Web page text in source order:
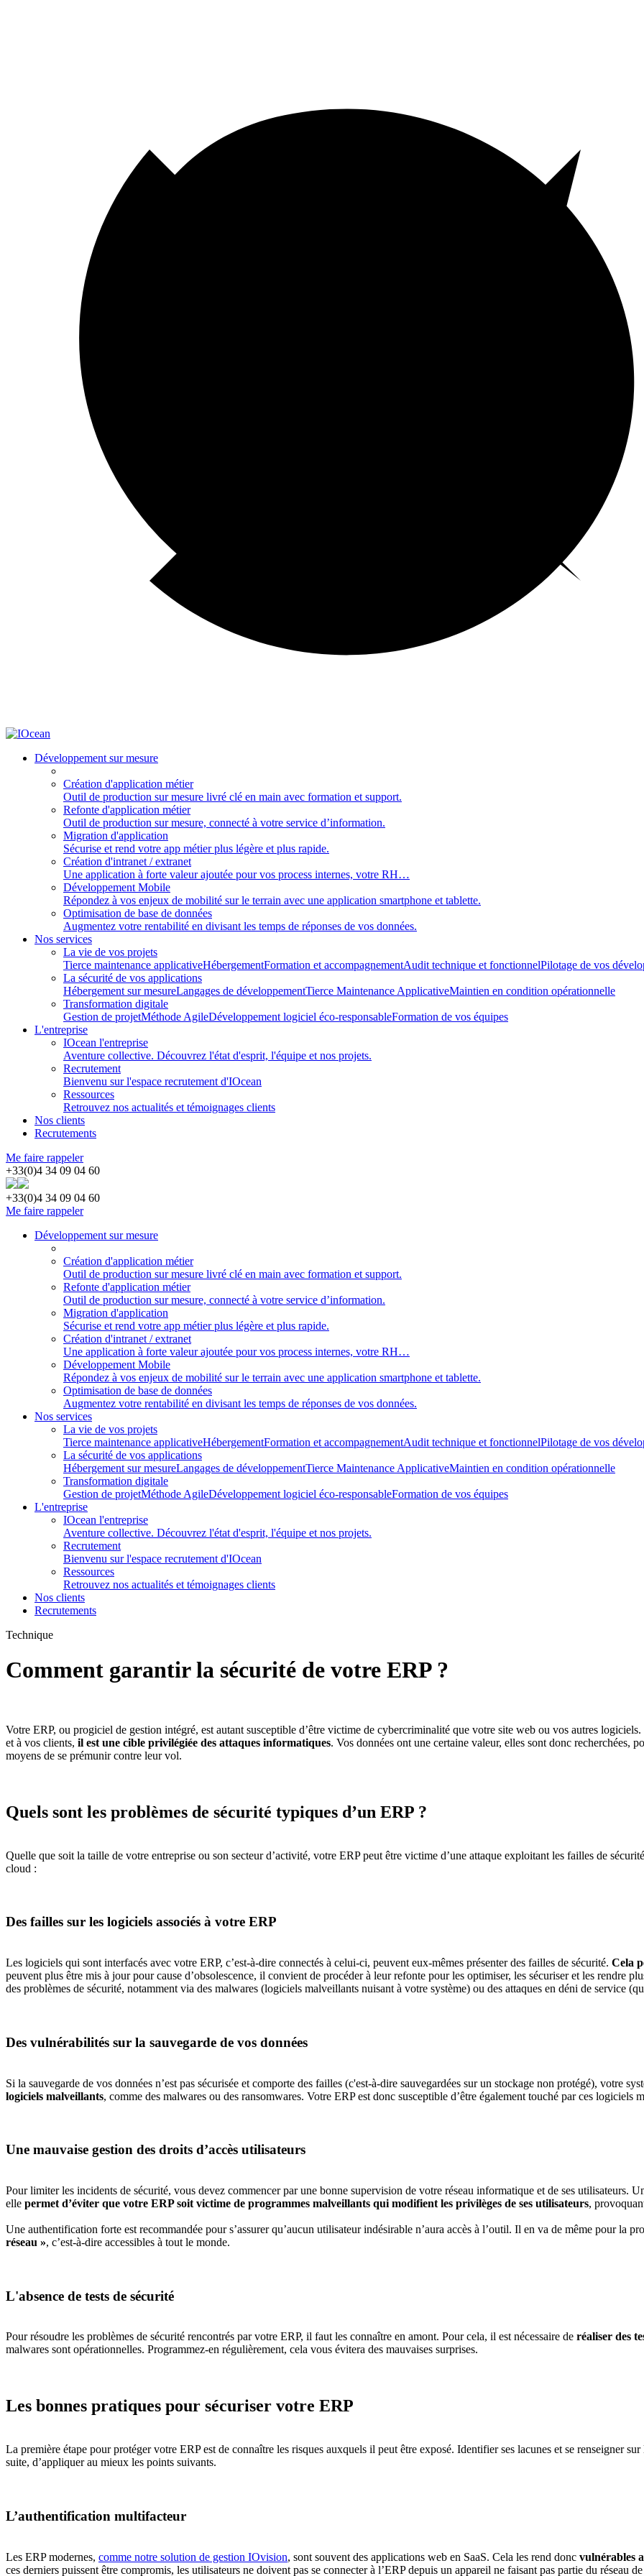
Développement sur mesure
Création d'application métier
Outil de production sur mesure livré clé en main avec formation et support.
Refonte d'application métier
Outil de production sur mesure, connecté à votre service d’information.
Migration d'application
Sécurise et rend votre app métier plus légère et plus rapide.
Création d'intranet / extranet
Une application à forte valeur ajoutée pour vos process internes, votre RH…
Développement Mobile
Répondez à vos enjeux de mobilité sur le terrain avec une application smartphone et tablette.
Optimisation de base de données
Augmentez votre rentabilité en divisant les temps de réponses de vos données.
Nos services
La vie de vos projets
Tierce maintenance applicativeHébergementFormation et accompagnementAudit technique et fonctionnelPilotage de vos
La sécurité de vos applications
Hébergement sur mesureLangages de développementTierce Maintenance ApplicativeMaintien en condition opérationnelle
Transformation digitale
Gestion de projetMéthode AgileDéveloppement logiciel éco-responsableFormation de vos équipes
L'entreprise
IOcean l'entreprise
Aventure collective. Découvrez l'état d'esprit, l'équipe et nos projets.
Recrutement
Bienvenu sur l'espace recrutement d'IOcean
Ressources
Retrouvez nos actualités et témoignages clients
Nos clients
Recrutements
Me faire rappeler
+33(0)4 34 09 04 60
+33(0)4 34 09 04 60
Me faire rappeler
Développement sur mesure
Création d'application métier
Outil de production sur mesure livré clé en main avec formation et support.
Refonte d'application métier
Outil de production sur mesure, connecté à votre service d’information.
Migration d'application
Sécurise et rend votre app métier plus légère et plus rapide.
Création d'intranet / extranet
Une application à forte valeur ajoutée pour vos process internes, votre RH…
Développement Mobile
Répondez à vos enjeux de mobilité sur le terrain avec une application smartphone et tablette.
Optimisation de base de données
Augmentez votre rentabilité en divisant les temps de réponses de vos données.
Nos services
La vie de vos projets
Tierce maintenance applicativeHébergementFormation et accompagnementAudit technique et fonctionnelPilotage de vos
La sécurité de vos applications
Hébergement sur mesureLangages de développementTierce Maintenance ApplicativeMaintien en condition opérationnelle
Transformation digitale
Gestion de projetMéthode AgileDéveloppement logiciel éco-responsableFormation de vos équipes
L'entreprise
IOcean l'entreprise
Aventure collective. Découvrez l'état d'esprit, l'équipe et nos projets.
Recrutement
Bienvenu sur l'espace recrutement d'IOcean
Ressources
Retrouvez nos actualités et témoignages clients
Nos clients
Recrutements
Technique
Comment garantir la sécurité de votre ERP ?
Votre ERP, ou progiciel de gestion intégré, est autant susceptible d’être victime de cybercriminalité que votre site web ou vos autres
et à vos clients, il est une cible privilégiée des attaques informatiques. Vos données ont une certaine valeur, elles sont donc recherchées,
moyens de se prémunir contre leur vol.
Quels sont les problèmes de sécurité typiques d’un ERP ?
Quelle que soit la taille de votre entreprise ou son secteur d’activité, votre ERP peut être victime d’une attaque exploitant les failles de
cloud :
Des failles sur les logiciels associés à votre ERP
Les logiciels qui sont interfacés avec votre ERP, c’est-à-dire connectés à celui-ci, peuvent eux-mêmes présenter des failles de sécurité. Cela
peuvent plus être mis à jour pour cause d’obsolescence, il convient de procéder à leur refonte pour les optimiser, les sécuriser et les rendre
des problèmes de sécurité, notamment via des malwares (logiciels malveillants nuisant à votre système) ou des attaques en déni de service
Des vulnérabilités sur la sauvegarde de vos données
Si la sauvegarde de vos données n’est pas sécurisée et comporte des failles (c'est-à-dire sauvegardées sur un stockage non protégé), votre
logiciels malveillants, comme des malwares ou des ransomwares. Votre ERP est donc susceptible d’être également touché par ces logiciels
Une mauvaise gestion des droits d’accès utilisateurs
Pour limiter les incidents de sécurité, vous devez commencer par une bonne supervision de votre réseau informatique et de ses utilisateurs.
elle permet d’éviter que votre ERP soit victime de programmes malveillants qui modifient les privilèges de ses utilisateurs,
Une authentification forte est recommandée pour s’assurer qu’aucun utilisateur indésirable n’aura accès à l’outil. Il en va de même pour la
réseau », c’est-à-dire accessibles à tout le monde.
L'absence de tests de sécurité
Pour résoudre les problèmes de sécurité rencontrés par votre ERP, il faut les connaître en amont. Pour cela, il est nécessaire de réaliser des
malwares sont opérationnelles. Programmez-en régulièrement, cela vous évitera des mauvaises surprises.
Les bonnes pratiques pour sécuriser votre ERP
La première étape pour protéger votre ERP est de connaître les risques auxquels il peut être exposé. Identifier ses lacunes et se renseigner
suite, d’appliquer au mieux les points suivants.
L’authentification multifacteur
Les ERP modernes, comme notre solution de gestion IOvision, sont souvent des applications web en SaaS. Cela les rend donc vulnérables
ces derniers puissent être compromis, les utilisateurs ne doivent pas se connecter à l’ERP depuis un appareil ne faisant pas partie du réseau